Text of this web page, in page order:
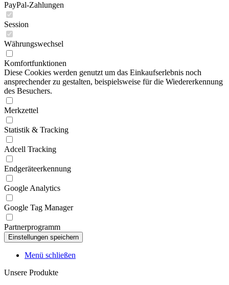
PayPal-Zahlungen
Session
Währungswechsel
Komfortfunktionen
Diese Cookies werden genutzt um das Einkaufserlebnis noch
ansprechender zu gestalten, beispielsweise für die Wiedererkennung
des Besuchers.
Merkzettel
Statistik & Tracking
Adcell Tracking
Endgeräteerkennung
Google Analytics
Google Tag Manager
Partnerprogramm
Menü schließen
Unsere Produkte